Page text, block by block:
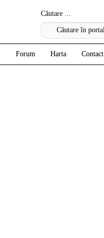
Căutare ...
Forum Harta Contact